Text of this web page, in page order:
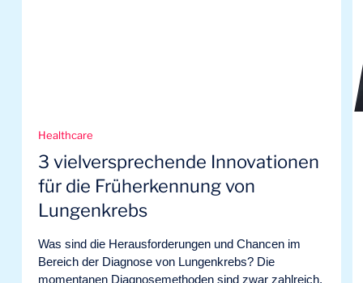
Healthcare
3 vielversprechende Innovationen
für die Früherkennung von
Lungenkrebs
Was sind die Herausforderungen und Chancen im
Bereich der Diagnose von Lungenkrebs? Die
momentanen Diagnosemethoden sind zwar zahlreich,